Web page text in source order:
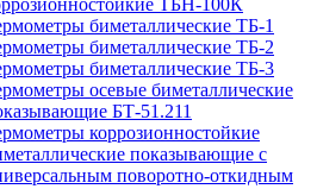
ТБН-100К
биметаллические ТБ-1
биметаллические ТБ-2
биметаллические ТБ-3
осевые биметаллические
БТ-51.211
коррозионностойкие
показывающие с
поворотно-откидным